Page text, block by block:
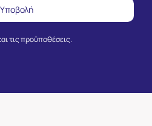
τις προϋποθέσεις.
Υποβολή